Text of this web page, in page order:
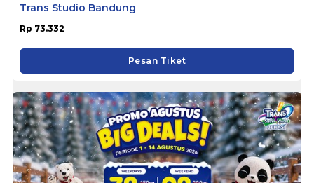
Trans Studio Bandung
Rp 73.332
Pesan Tiket